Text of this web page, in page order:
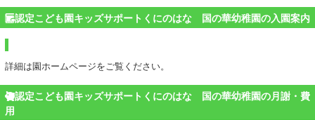
認定こども園キッズサポートくにのはな 国の華幼稚園の入園案内
詳細は園ホームページをご覧ください。
認定こども園キッズサポートくにのはな 国の華幼稚園の月謝・費
用